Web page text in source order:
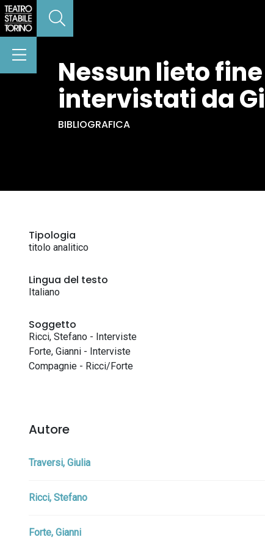
Nessun lieto
intervistati da
BIBLIOGRAFICA
Tipologia
titolo analitico
Lingua del testo
Italiano
Soggetto
Ricci, Stefano - Interviste
Forte, Gianni - Interviste
Compagnie - Ricci/Forte
Autore
Traversi, Giulia
Ricci, Stefano
Forte, Gianni